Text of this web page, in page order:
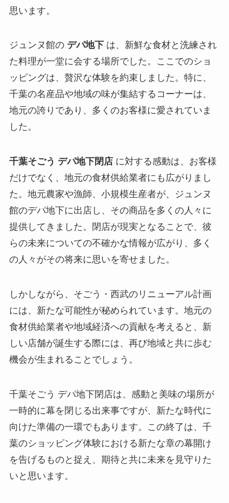
思います。
ジュンヌ館の デパ地下は、新鮮な食材と洗練され
た料理が一堂に会する場所でした。ここでのショ
ッピングは、贅沢な体験を約束しました。特に、
千葉の名産品や地域の味が集結するコーナーは、
地元の誇りであり、多くのお客様に愛されていま
した。
千葉そごう デパ地下閉店に対する感動は、お客様
だけでなく、地元の食材供給業者にも広がりまし
た。地元農家や漁師、小規模生産者が、ジュンヌ
館のデパ地下に出店し、その商品を多くの人々に
提供してきました。閉店が現実となることで、彼
らの未来についての不確かな情報が広がり、多く
の人々がその将来に思いを寄せました。
しかしながら、そごう・西武のリニューアル計画
には、新たな可能性が秘められています。地元の
食材供給業者や地域経済への貢献を考えると、新
しい店舗が誕生する際には、再び地域と共に歩む
機会が生まれることでしょう。
千葉そごう デパ地下閉店は、感動と美味の場所が
一時的に幕を閉じる出来事ですが、新たな時代に
向けた準備の一環でもあります。この終了は、千
葉のショッピング体験における新たな章の幕開け
を告げるものと捉え、期待と共に未来を見守りた
いと思います。